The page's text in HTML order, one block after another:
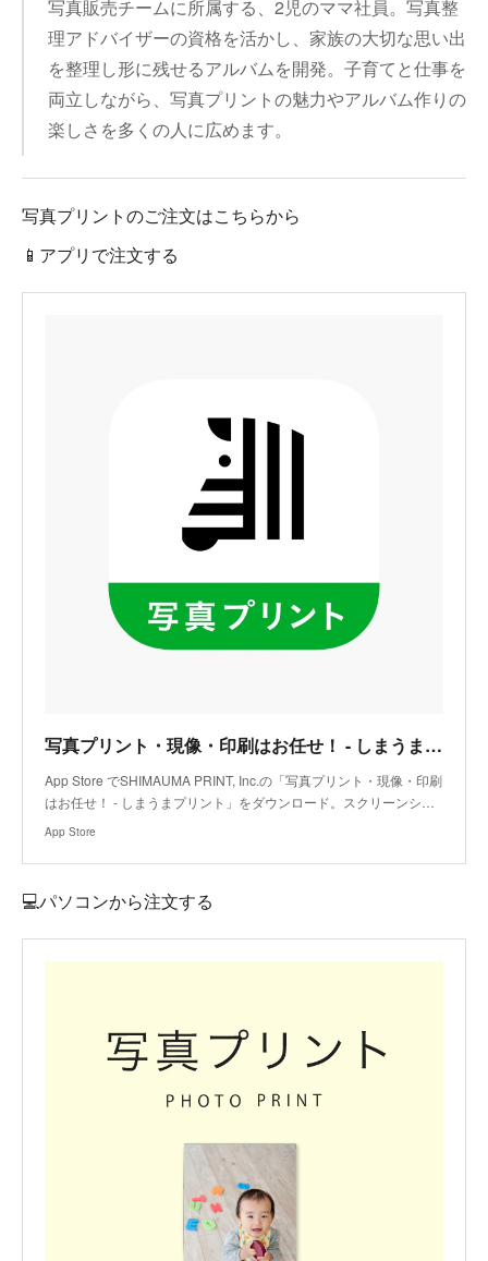
写真販売チームに所属する、2児のママ社員。写真整
理アドバイザーの資格を活かし、家族の大切な思い出
を整理し形に残せるアルバムを開発。子育てと仕事を
両立しながら、写真プリントの魅力やアルバム作りの
楽しさを多くの人に広めます。
写真プリントのご注文はこちらから
📱アプリで注文する
写真プリント・現像・印刷はお任せ！ - しまうまプリントアプリ - App Store
App Store でSHIMAUMA PRINT, Inc.の「写真プリント・現像・印刷
はお任せ！ - しまうまプリント」をダウンロード。スクリーンシ…
App Store
💻パソコンから注文する